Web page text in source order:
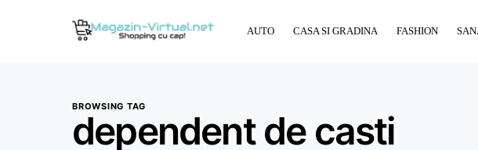
AUTO CASA SI GRADINA FASHION
BROWSING TAG
dependent de casti